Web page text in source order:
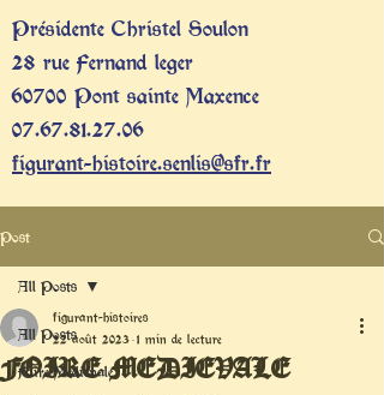
Présidente Christel Soulon
28 rue Fernand leger
60700 Pont sainte Maxence
07.67.81.27.06
figurant-histoire.senlis@sfr.fr
Post
All Posts
Foire Médiévale
All Posts
FOIRE MEDIEVALE
figurant-histoires
22 août 2023 1 min de lecture